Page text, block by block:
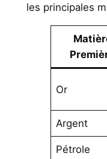
les principales
Or
Argent
Pétrole